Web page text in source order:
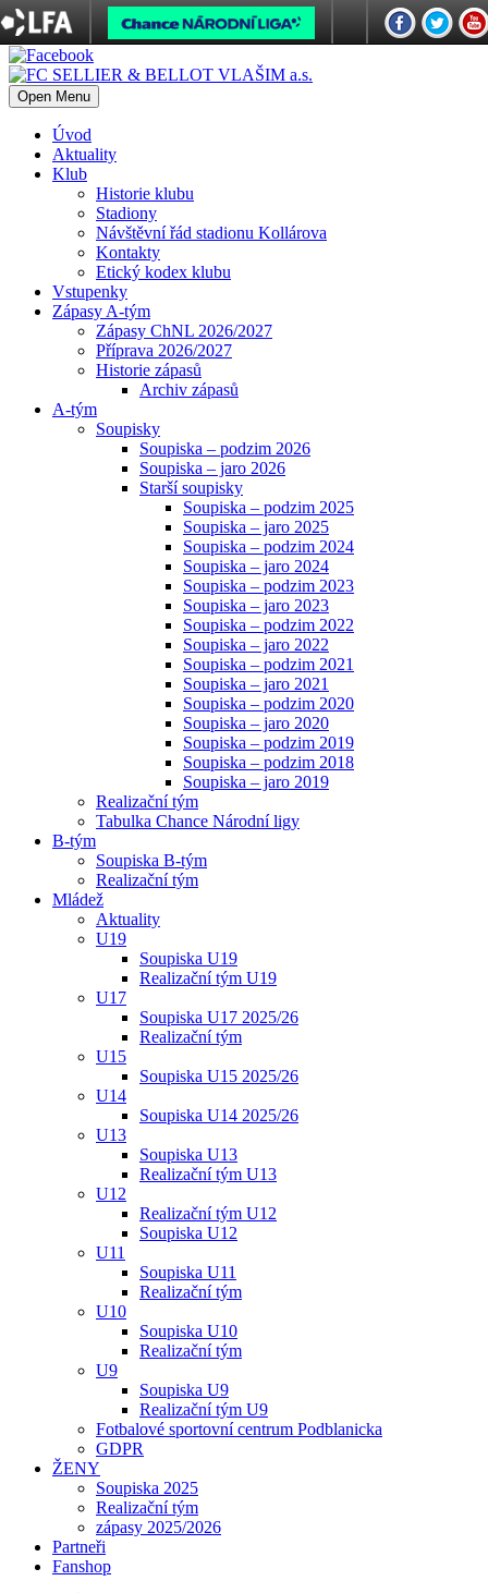
Open Menu
Úvod
Aktuality
Klub
Historie klubu
Stadiony
Návštěvní řád stadionu Kollárova
Kontakty
Etický kodex klubu
Vstupenky
Zápasy A-tým
Zápasy ChNL 2026/2027
Příprava 2026/2027
Historie zápasů
Archiv zápasů
A-tým
Soupisky
Soupiska – podzim 2026
Soupiska – jaro 2026
Starší soupisky
Soupiska – podzim 2025
Soupiska – jaro 2025
Soupiska – podzim 2024
Soupiska – jaro 2024
Soupiska – podzim 2023
Soupiska – jaro 2023
Soupiska – podzim 2022
Soupiska – jaro 2022
Soupiska – podzim 2021
Soupiska – jaro 2021
Soupiska – podzim 2020
Soupiska – jaro 2020
Soupiska – podzim 2019
Soupiska – podzim 2018
Soupiska – jaro 2019
Realizační tým
Tabulka Chance Národní ligy
B-tým
Soupiska B-tým
Realizační tým
Mládež
Aktuality
U19
Soupiska U19
Realizační tým U19
U17
Soupiska U17 2025/26
Realizační tým
U15
Soupiska U15 2025/26
U14
Soupiska U14 2025/26
U13
Soupiska U13
Realizační tým U13
U12
Realizační tým U12
Soupiska U12
U11
Soupiska U11
Realizační tým
U10
Soupiska U10
Realizační tým
U9
Soupiska U9
Realizační tým U9
Fotbalové sportovní centrum Podblanicka
GDPR
ŽENY
Soupiska 2025
Realizační tým
zápasy 2025/2026
Partneři
Fanshop